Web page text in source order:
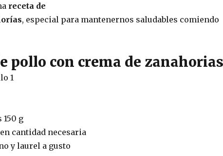
receta de
, especial para mantenernos saludables comiendo
pollo con crema de zanahorias
1
150 g
cantidad necesaria
y laurel a gusto